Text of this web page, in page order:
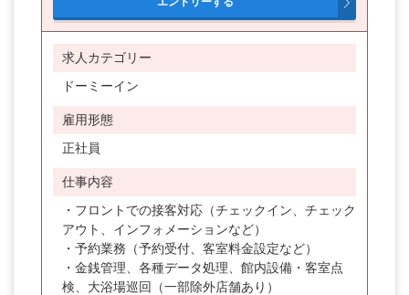
求人カテゴリー
ドーミーイン
雇用形態
正社員
仕事内容
・フロントでの接客対応（チェックイン、チェック
アウト、インフォメーションなど）
・予約業務（予約受付、客室料金設定など）
・金銭管理、各種データ処理、館内設備・客室点
検、大浴場巡回（一部除外店舗あり）